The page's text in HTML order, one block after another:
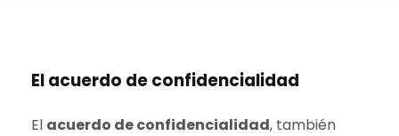
El acuerdo de confidencialidad
El acuerdo de confidencialidad, también